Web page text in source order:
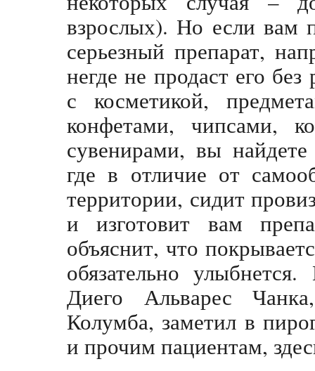
взрослых). Но если вам
серьезный препарат,
негде не продаст его
с косметикой,
конфетами, чипсами,
сувенирами, вы
где в отличие от
территории, сидит
и изготовит вам
объяснит, что
обязательно
Диего Альварес
Колумба, заметил в
и прочим пациентам,